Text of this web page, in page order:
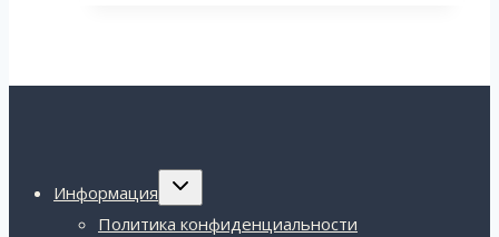
Информация
Переключить
Политика конфиденциальности